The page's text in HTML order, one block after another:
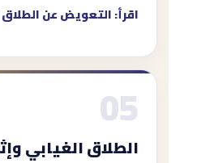
اقرأ: التعويض عن
05
الطلاق الغيابي